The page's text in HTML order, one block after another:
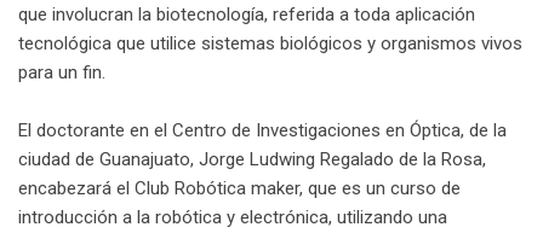
que involucran la biotecnología, referida a toda aplicación
tecnológica que utilice sistemas biológicos y organismos vivos
para un fin.
El doctorante en el Centro de Investigaciones en Óptica, de la
ciudad de Guanajuato, Jorge Ludwing Regalado de la Rosa,
encabezará el Club Robótica maker, que es un curso de
introducción a la robótica y electrónica, utilizando una